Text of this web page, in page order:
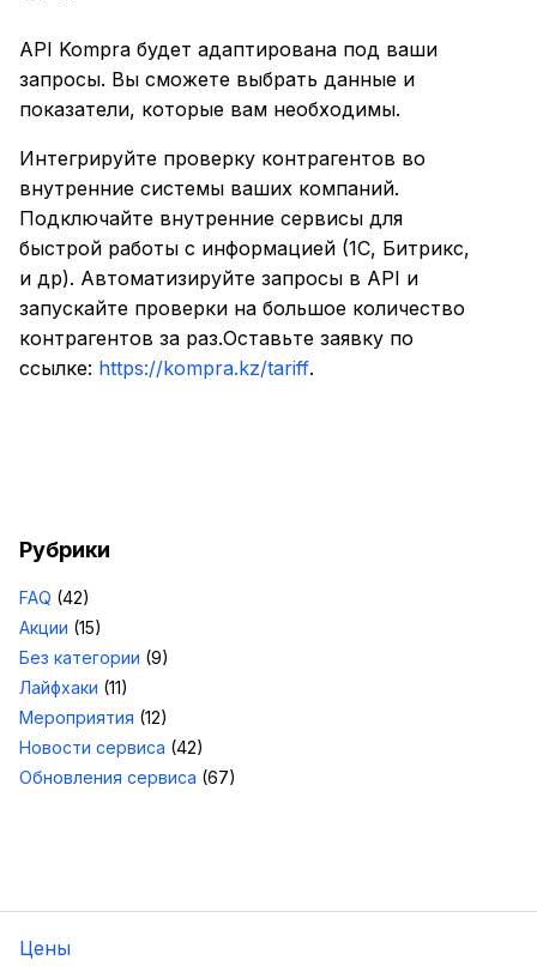
API Kompra будет адаптирована под ваши
запросы. Вы сможете выбрать данные и
показатели, которые вам необходимы.
Интегрируйте проверку контрагентов во
внутренние системы ваших компаний.
Подключайте внутренние сервисы для
быстрой работы с информацией (1С, Битрикс,
и др). Автоматизируйте запросы в API и
запускайте проверки на большое количество
контрагентов за раз.Оставьте заявку по
ссылке: https://kompra.kz/tariff.
Рубрики
FAQ (42)
Акции (15)
Без категории (9)
Лайфхаки (11)
Мероприятия (12)
Новости сервиса (42)
Обновления сервиса (67)
Цены